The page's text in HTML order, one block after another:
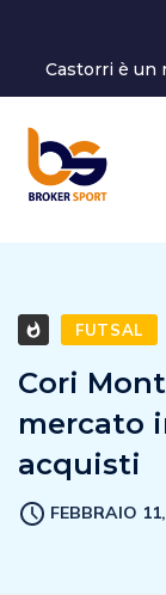
Marco
FUTSAL
Cori
mercato
acquisti
FEBBRAIO